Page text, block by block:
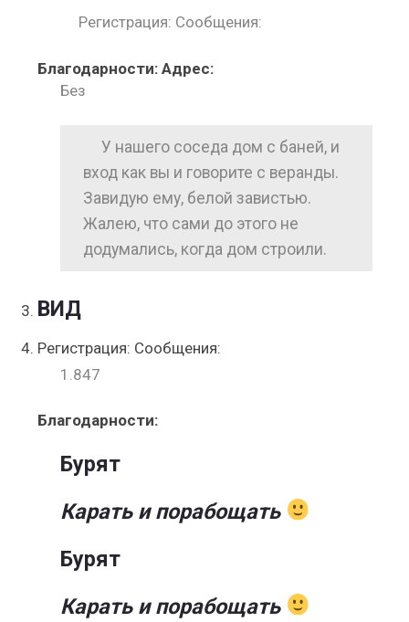
Регистрация: Сообщения:
Благодарности: Адрес:
Без
У нашего соседа дом с баней, и
вход как вы и говорите с веранды.
Завидую ему, белой завистью.
Жалею, что сами до этого не
додумались, когда дом строили.
ВИД
Регистрация: Сообщения:
1.847
Благодарности:
Бурят
Карать и порабощать
Бурят
Карать и порабощать